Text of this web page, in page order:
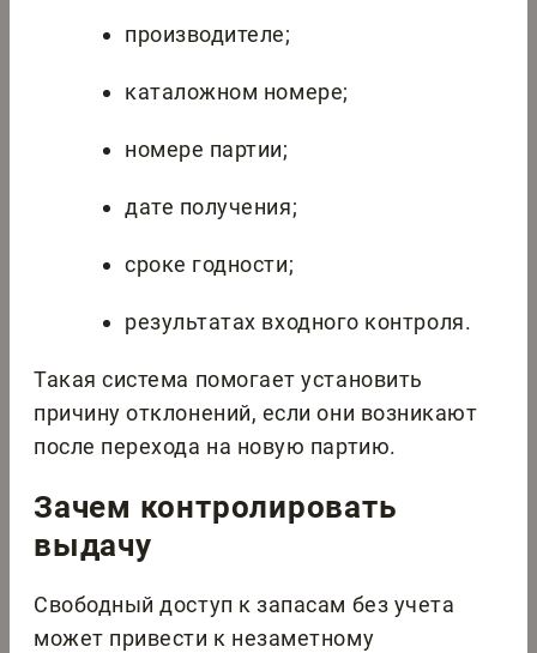
производителе;
каталожном номере;
номере партии;
дате получения;
сроке годности;
результатах входного контроля.
Такая система помогает установить
причину отклонений, если они возникают
после перехода на новую партию.
Зачем контролировать
выдачу
Свободный доступ к запасам без учета
может привести к незаметному